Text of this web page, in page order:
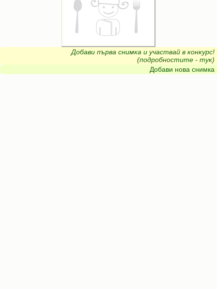
Добави първа снимка и участвай в конкурс!
(подробностите - тук)
Добави нова снимка